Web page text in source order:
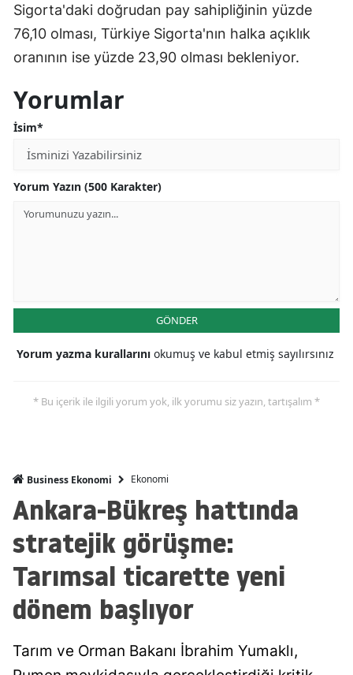
Sigorta'daki doğrudan pay sahipliğinin yüzde
76,10 olması, Türkiye Sigorta'nın halka açıklık
oranının ise yüzde 23,90 olması bekleniyor.
Yorumlar
İsim*
Yorum Yazın (500 Karakter)
GÖNDER
Yorum yazma kurallarını okumuş ve kabul etmiş sayılırsınız
* Bu içerik ile ilgili yorum yok, ilk yorumu siz yazın, tartışalım *
Business Ekonomi Ekonomi
Ankara-Bükreş hattında
stratejik görüşme:
Tarımsal ticarette yeni
dönem başlıyor
Tarım ve Orman Bakanı İbrahim Yumaklı,